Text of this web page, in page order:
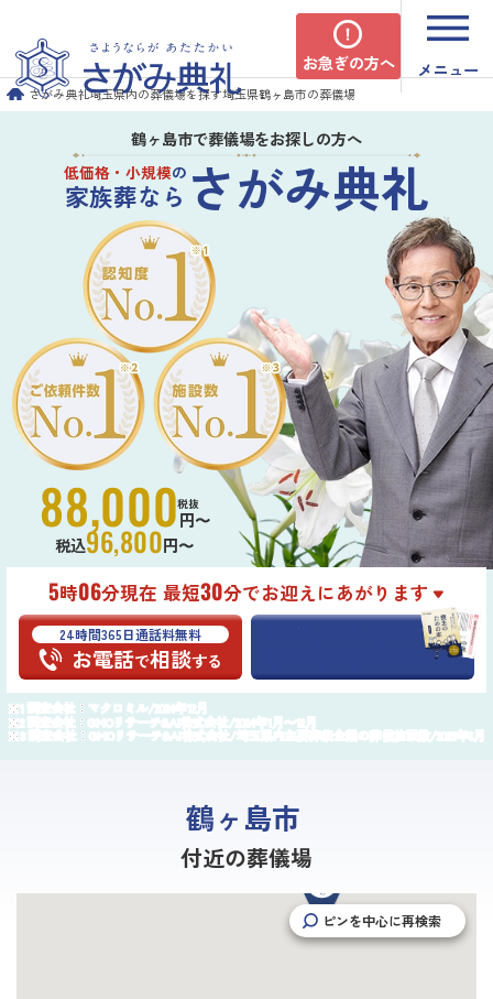
お急ぎの方へ メニュー
さがみ典礼埼玉県内の葬儀場を探す埼玉県鶴ヶ島市の葬儀場
鶴ヶ島市で葬儀場をお探しの方へ
低価格・小規模の
家族葬なら さがみ典礼
88,000税抜
円〜
税込96,800円〜
5時06分現在 最短30分でお迎えにあがります
24時間365日通話料無料
お電話で相談する はこちら
調査会社：マクロミル/2024年12月
調査会社：GMOリサーチ&AI株式会社/2024年1月〜12月
調査会社：GMOリサーチ&AI株式会社/埼玉県内主要葬祭企業の葬儀施設数/2025年6月
鶴ヶ島市
付近の葬儀場
ピンを中心に再検索